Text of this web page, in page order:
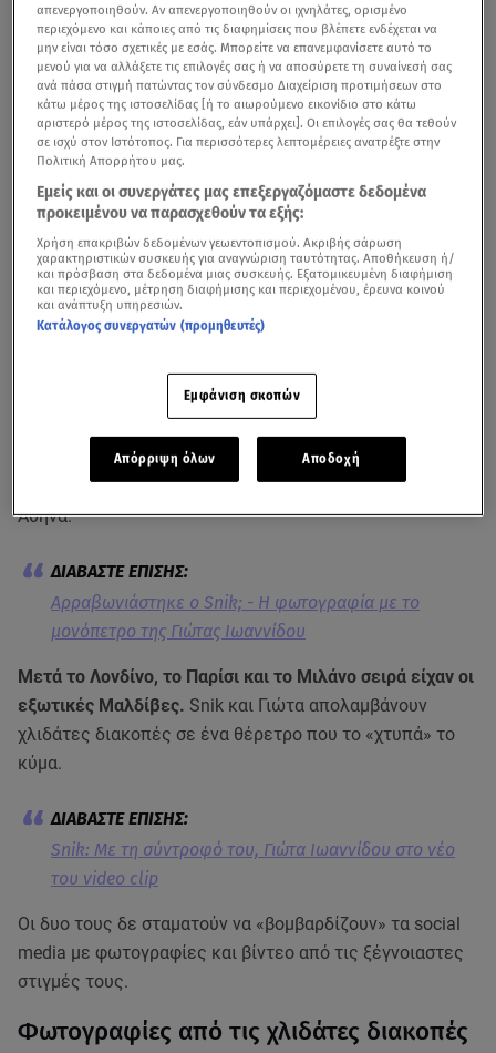
Βίντεο από τις χλιδάτες διακοπές του ζευγαριού/ βίντεο Snik – Γιώτα
Ιωαννίδου
Όσο περνά ο καιρός δυναμώνει ο έρωτας του
από το καλό στο καλύτερο.
τους υποχρεώσεις ετοιμάζουν τις βαλίτσες τους,
μπαίνουν στο αεροπλάνο και ταξιδεύουν μακριά από την
Αθήνα.
Αρραβωνιάστηκε ο Snik; - Η φωτογραφία με το
μονόπετρο της Γιώτας Ιωαννίδου
Μετά το Λονδίνο, το Παρίσι και το Μιλάνο σειρά είχαν οι
εξωτικές Μαλδίβες. Snik και Γιώτα απολαμβάνουν
χλιδάτες διακοπές σε ένα θέρετρο που το «χτυπά» το
κύμα.
Snik: Με τη σύντροφό του, Γιώτα Ιωαννίδου στο νέο
του video clip
Οι δυο τους δε σταματούν να «βομβαρδίζουν» τα social
media με φωτογραφίες και βίντεο από τις ξέγνοιαστες
στιγμές τους.
Φωτογραφίες από τις χλιδάτες διακοπές
απενεργοποιηθούν. Αν απενεργοποιηθούν οι ιχνηλάτες, ορισμένο
περιεχόμενο και κάποιες από τις διαφημίσεις που βλέπετε ενδέχεται να
μην είναι τόσο σχετικές με εσάς. Μπορείτε να επανεμφανίσετε αυτό το
μενού για να αλλάξετε τις επιλογές σας ή να αποσύρετε τη συναίνεσή σας
ανά πάσα στιγμή πατώντας τον σύνδεσμο Διαχείριση προτιμήσεων στο
κάτω μέρος της ιστοσελίδας [ή το αιωρούμενο εικονίδιο στο κάτω
αριστερό μέρος της ιστοσελίδας, εάν υπάρχει]. Οι επιλογές σας θα τεθούν
σε ισχύ στον Ιστότοπος. Για περισσότερες λεπτομέρειες ανατρέξτε στην
Πολιτική Απορρήτου μας.
Εμείς και οι συνεργάτες μας επεξεργαζόμαστε δεδομένα
προκειμένου να παρασχεθούν τα εξής:
Χρήση επακριβών δεδομένων γεωεντοπισμού. Ακριβής σάρωση
χαρακτηριστικών συσκευής για αναγνώριση ταυτότητας. Αποθήκευση ή/
και πρόσβαση στα δεδομένα μιας συσκευής. Εξατομικευμένη διαφήμιση
και περιεχόμενο, μέτρηση διαφήμισης και περιεχομένου, έρευνα κοινού
και ανάπτυξη υπηρεσιών.
Κατάλογος συνεργατών (προμηθευτές)
Εμφάνιση σκοπών
Απόρριψη όλων Αποδοχή